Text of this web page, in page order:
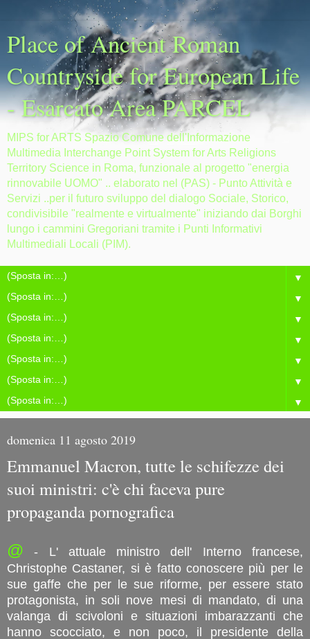
Place of Ancient Roman
Countryside for European Life
- Esarcato Area PARCEL
MIPS for ARTS Spazio Comune dell'Informazione
Multimedia Interchange Point System for Arts Religions
Territory Science in Roma, funzionale al progetto "energia
rinnovabile UOMO" .. elaborato nel (PAS) - Punto Attività e
Servizi ..per il futuro sviluppo del dialogo Sociale, Storico,
condivisibile "realmente e virtualmente" iniziando dai Borghi
lungo i cammini Gregoriani tramite i Punti Informativi
Multimediali Locali (PIM).
▼
▼
▼
▼
▼
▼
▼
domenica 11 agosto 2019
Emmanuel Macron, tutte le schifezze dei
suoi ministri: c'è chi faceva pure
propaganda pornografica
@ - L' attuale ministro dell' Interno francese,
Christophe Castaner, si è fatto conoscere più per le
sue gaffe che per le sue riforme, per essere stato
protagonista, in soli nove mesi di mandato, di una
valanga di scivoloni e situazioni imbarazzanti che
hanno scocciato, e non poco, il presidente della